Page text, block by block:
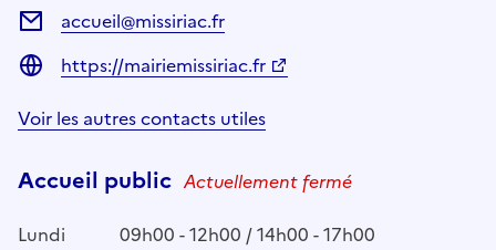
accueil@missiriac.fr
https://mairiemissiriac.fr
Voir les autres contacts utiles
Accueil public Actuellement fermé
Lundi
09h00 - 12h00 / 14h00 - 17h00